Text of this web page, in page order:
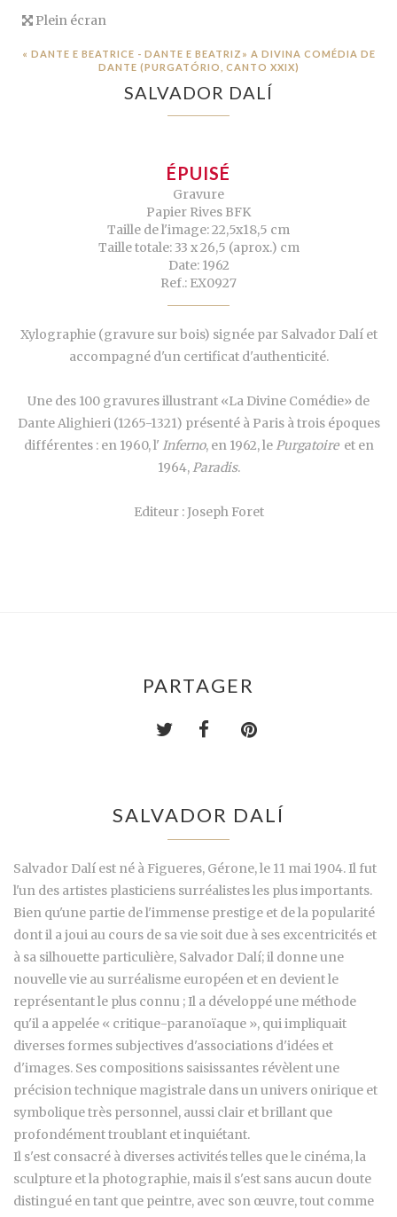
Plein écran
« DANTE E BEATRICE - DANTE E BEATRIZ» A DIVINA COMÉDIA DE
DANTE (PURGATÓRIO, CANTO XXIX)
SALVADOR DALÍ
ÉPUISÉ
Gravure
Papier Rives BFK
Taille de l'image: 22,5x18,5 cm
Taille totale: 33 x 26,5 (aprox.) cm
Date: 1962
Ref.: EX0927
Xylographie (gravure sur bois) signée par Salvador Dalí et
accompagné d'un certificat d'authenticité.
Une des 100 gravures illustrant «La Divine Comédie» de
Dante Alighieri (1265-1321) présenté à Paris à trois époques
différentes : en 1960, l' Inferno, en 1962, lePurgatoire et en
1964,Paradis.
Editeur : Joseph Foret
PARTAGER
SALVADOR DALÍ
Salvador Dalí est né à Figueres, Gérone, le 11 mai 1904. Il fut
l'un des artistes plasticiens surréalistes les plus importants.
Bien qu'une partie de l'immense prestige et de la popularité
dont il a joui au cours de sa vie soit due à ses excentricités et
à sa silhouette particulière, Salvador Dalí; il donne une
nouvelle vie au surréalisme européen et en devient le
représentant le plus connu ; Il a développé une méthode
qu'il a appelée « critique-paranoïaque », qui impliquait
diverses formes subjectives d'associations d'idées et
d'images. Ses compositions saisissantes révèlent une
précision technique magistrale dans un univers onirique et
symbolique très personnel, aussi clair et brillant que
profondément troublant et inquiétant.
Il s'est consacré à diverses activités telles que le cinéma, la
sculpture et la photographie, mais il s'est sans aucun doute
distingué en tant que peintre, avec son œuvre, tout comme